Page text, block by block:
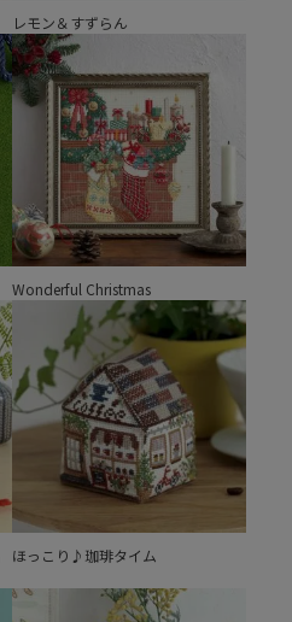
レモン＆すずらん
Wonderful Christmas
ほっこり♪珈琲タイム